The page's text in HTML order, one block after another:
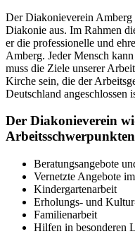
Der Diakonieverein Amberg
Diakonie aus. Im Rahmen
er die professionelle und
Amberg. Jeder Mensch
muss die Ziele unserer
Kirche sein, die der
Deutschland angeschlossen
Der Diakonieverein
Beratungsangebote
Vernetzte Angebote
Kindergartenarbeit
Erholungs- und
Familienarbeit
Hilfen in besonderen